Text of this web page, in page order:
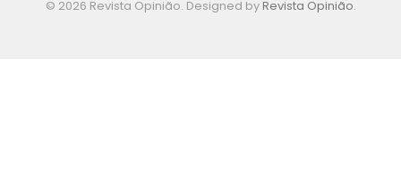
© 2026 Revista Opinião. Designed by Revista Opinião.